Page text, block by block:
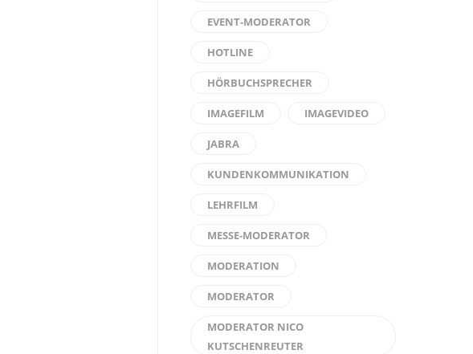
EVENT-MODERATOR
HOTLINE
HÖRBUCHSPRECHER
IMAGEFILM IMAGEVIDEO
JABRA
KUNDENKOMMUNIKATION
LEHRFILM
MESSE-MODERATOR
MODERATION
MODERATOR
MODERATOR NICO
KUTSCHENREUTER